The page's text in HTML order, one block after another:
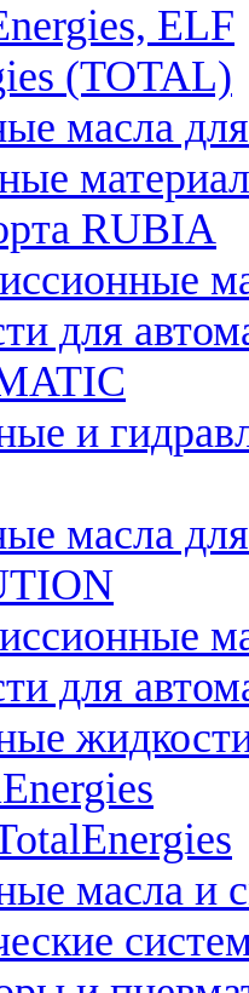
ELF
(TOTAL)
масла
RUBIA
для
и
масла
для
масла и